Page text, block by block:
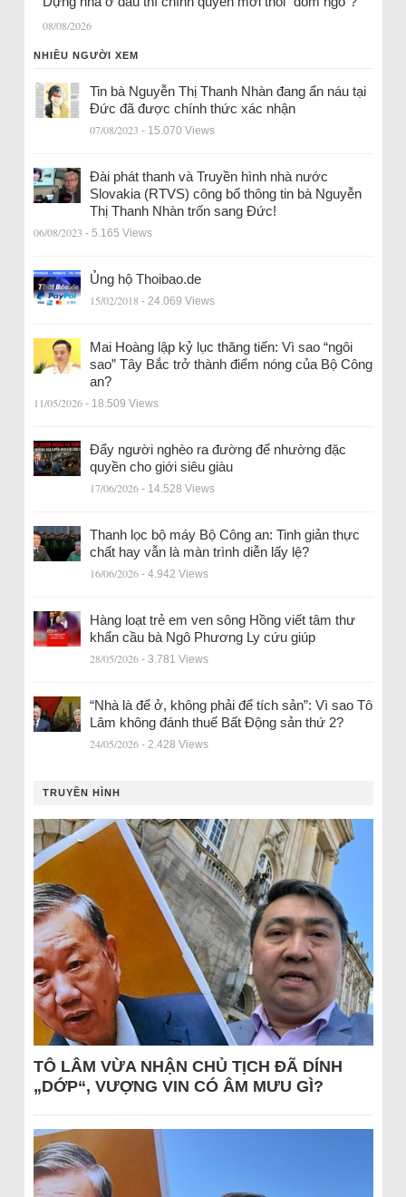
08/08/2026
NHIỀU NGƯỜI XEM
Tin bà Nguyễn Thị Thanh Nhàn đang ẩn náu tại
Đức đã được chính thức xác nhận
07/08/2023 - 15.070 Views
Đài phát thanh và Truyền hình nhà nước
Slovakia (RTVS) công bố thông tin bà Nguyễn
Thị Thanh Nhàn trốn sang Đức!
06/08/2023 - 5.165 Views
Ủng hộ Thoibao.de
15/02/2018 - 24.069 Views
Mai Hoàng lập kỷ lục thăng tiến: Vì sao “ngôi
sao” Tây Bắc trở thành điểm nóng của Bộ Công
an?
11/05/2026 - 18.509 Views
Đẩy người nghèo ra đường để nhường đặc
quyền cho giới siêu giàu
17/06/2026 - 14.528 Views
Thanh lọc bộ máy Bộ Công an: Tinh giản thực
chất hay vẫn là màn trình diễn lấy lệ?
16/06/2026 - 4.942 Views
Hàng loạt trẻ em ven sông Hồng viết tâm thư
khẩn cầu bà Ngô Phương Ly cứu giúp
28/05/2026 - 3.781 Views
“Nhà là để ở, không phải để tích sản”: Vì sao Tô
Lâm không đánh thuế Bất Động sản thứ 2?
24/05/2026 - 2.428 Views
TRUYỀN HÌNH
TÔ LÂM VỪA NHẬN CHỦ TỊCH ĐÃ DÍNH
„DỚP“, VƯỢNG VIN CÓ ÂM MƯU GÌ?